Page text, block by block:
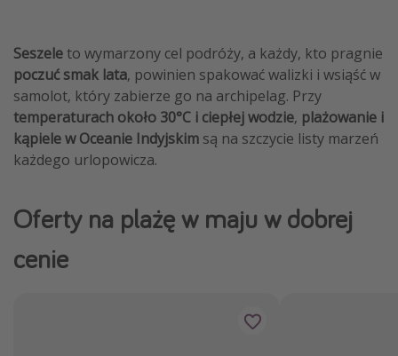
Seszele to wymarzony cel podróży, a każdy, kto pragnie
poczuć smak lata, powinien spakować walizki i wsiąść w
samolot, który zabierze go na archipelag. Przy
temperaturach około 30°C i ciepłej wodzie, plażowanie i
kąpiele w Oceanie Indyjskim są na szczycie listy marzeń
każdego urlopowicza.
Oferty na plażę w maju w dobrej
cenie